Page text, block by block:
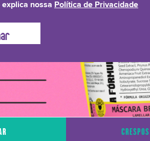
nossa Política de Privacidade